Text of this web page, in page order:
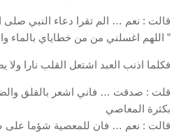
قالت : نعم … الم تقرا دعاء النبي صلى
” اللهم اغسلني من من خطاياي بالماء
فكلما اذنب العبد اشتعل القلب نارا ولا
قلت : صدقت … فاني اشعر بالقلق
بكثرة المعاصي
قالت : نعم … فان للمعصية شؤما على